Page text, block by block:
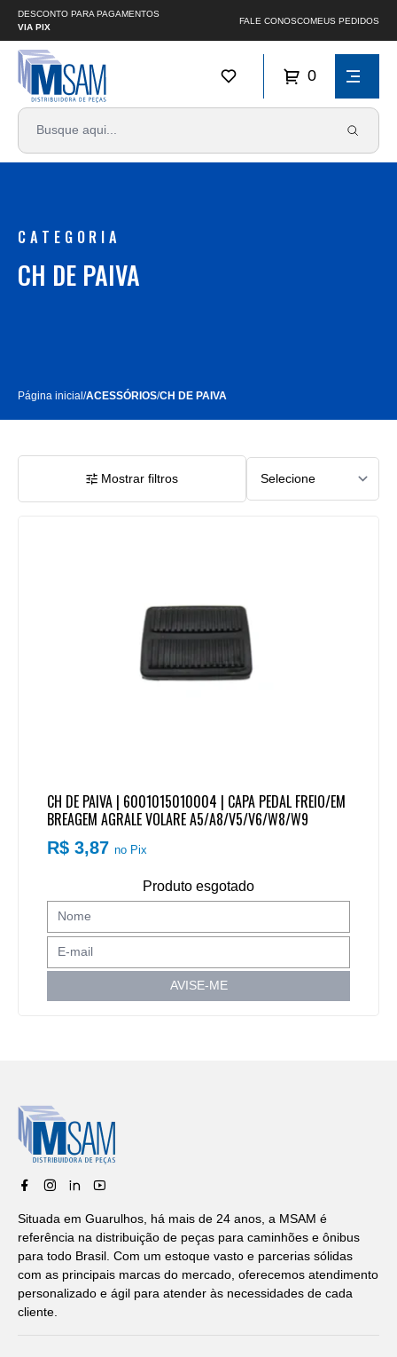
DESCONTO PARA PAGAMENTOS
VIA PIX
FALE CONOSCOMEUS PEDIDOS
0
CATEGORIA
CH DE PAIVA
Página inicial/ACESSÓRIOS/CH DE PAIVA
Mostrar filtros
CH DE PAIVA | 6001015010004 | CAPA PEDAL FREIO/EM
BREAGEM AGRALE VOLARE A5/A8/V5/V6/W8/W9
R$ 3,87no Pix
Produto esgotado
AVISE-ME
Situada em Guarulhos, há mais de 24 anos, a MSAM é
referência na distribuição de peças para caminhões e ônibus
para todo Brasil. Com um estoque vasto e parcerias sólidas
com as principais marcas do mercado, oferecemos atendimento
personalizado e ágil para atender às necessidades de cada
cliente.